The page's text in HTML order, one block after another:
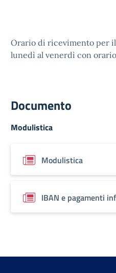
Orario di ricevimento per
lunedì al venerdì con
Documento
Modulistica
Modulistica
IBAN e pagamenti